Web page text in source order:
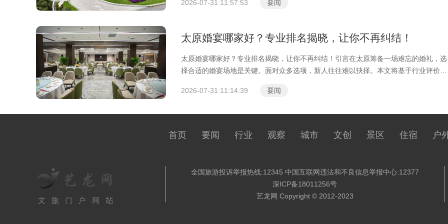
2026-07-31 11:57:53 要闻
太原婚宴哪家好？专业排名揭晓，让你不再纠结！
太原婚宴哪家好？专业排名揭晓，让你不再纠结！引言在太原筹备一场难忘的婚礼，选
择合适的婚宴场地是关键。面对众多选项，新人往往难以抉择。本文将基于行业评价、
2026-07-31 11:14:39
要闻
首页 要闻 行业 观察 城市 文创 景区 住宿 户
全国旅游投诉举报热线:12345 中国互联网违法和不良信息举报中心:12377
深ICP备18011256号
艺龙网 Copyright © 2012-2023